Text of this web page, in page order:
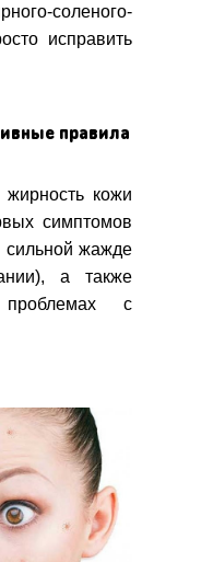
соленого-
исправить
правила
кожи
симптомов
сильной жажде
а также
проблемах с